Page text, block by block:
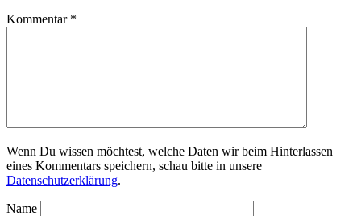
Kommentar *
Wenn Du wissen möchtest, welche Daten wir beim Hinterlassen
eines Kommentars speichern, schau bitte in unsere
Datenschutzerklärung.
Name